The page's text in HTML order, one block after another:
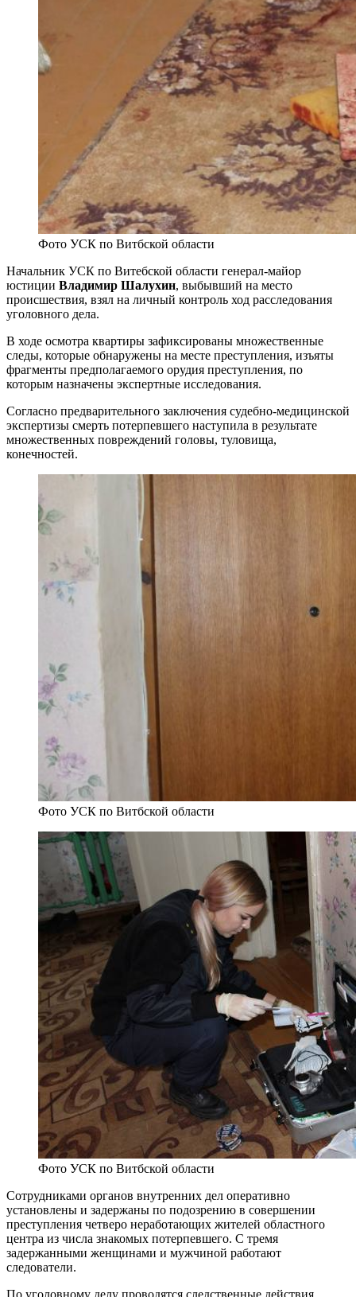
Фото УСК по Витбской области
Начальник УСК по Витебской области генерал-майор
юстиции Владимир Шалухин, выбывший на место
происшествия, взял на личный контроль ход расследования
уголовного дела.
В ходе осмотра квартиры зафиксированы множественные
следы, которые обнаружены на месте преступления, изъяты
фрагменты предполагаемого орудия преступления, по
которым назначены экспертные исследования.
Согласно предварительного заключения судебно-медицинской
экспертизы смерть потерпевшего наступила в результате
множественных повреждений головы, туловища,
конечностей.
Фото УСК по Витбской области
Фото УСК по Витбской области
Сотрудниками органов внутренних дел оперативно
установлены и задержаны по подозрению в совершении
преступления четверо неработающих жителей областного
центра из числа знакомых потерпевшего. С тремя
задержанными женщинами и мужчиной работают
следователи.
По уголовному делу проводятся следственные действия,